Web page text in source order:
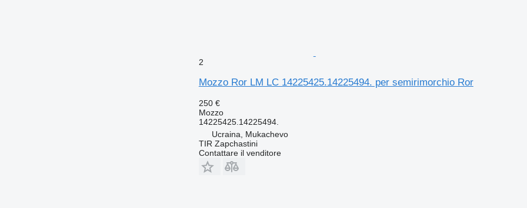
2
Mozzo Ror LM LC 14225425.14225494. per semirimorchio Ror
250 €
Mozzo
14225425.14225494.
Ucraina, Mukachevo
TIR Zapchastini
Contattare il venditore